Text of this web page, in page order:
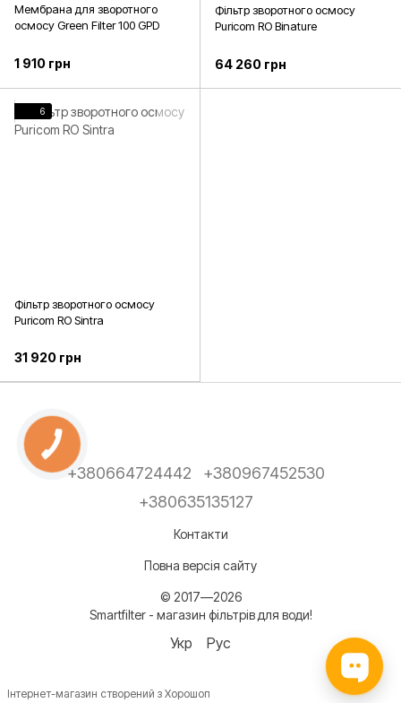
Мембрана для зворотного
осмосу Green Filter 100 GPD
1 910 грн
Фільтр зворотного осмосу
Puricom RO Binature
64 260 грн
6
Фільтр зворотного осмосу
Puricom RO Sintra
31 920 грн
+380664724442
+380967452530
+380635135127
Контакти
Повна версія сайту
© 2017—2026
Smartfilter - магазин фільтрів для води!
Укр Рус
Інтернет-магазин створений з Хорошоп